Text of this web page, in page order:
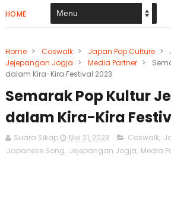
HOME
Home > Coswalk > Japan Pop Culture >
Jejepangan Jogja > Media Partner >
dalam Kira-Kira Festival 2023
Semarak Pop Kultur
dalam Kira-Kira
Suara Sikap Mei 21, 2023 Coswalk,
Japanese Song, Jejepangan Jogja, Media